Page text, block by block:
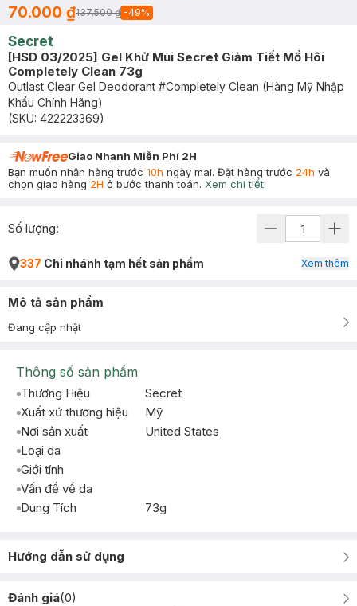
70.000 ₫137.500 ₫ -49%
Secret
[HSD 03/2025] Gel Khử Mùi Secret Giảm Tiết Mồ Hôi
Completely Clean 73g
Outlast Clear Gel Deodorant #Completely Clean (Hàng Mỹ Nhập
Khẩu Chính Hãng)
(SKU: 422223369)
Giao Nhanh Miễn Phí 2H
Bạn muốn nhận hàng trước 10h ngày mai. Đặt hàng trước 24h và
chọn giao hàng 2H ở bước thanh toán. Xem chi tiết
Số lượng:
337 Chi nhánh tạm hết sản phẩm Xem thêm
Mô tả sản phẩm
Đang cập nhật
Thông số sản phẩm
Thương Hiệu
Secret
Xuất xứ thương hiệu
Mỹ
Nơi sản xuất
United States
Loại da
Giới tính
Vấn đề về da
Dung Tích
73g
Hướng dẫn sử dụng
Đánh giá(0)